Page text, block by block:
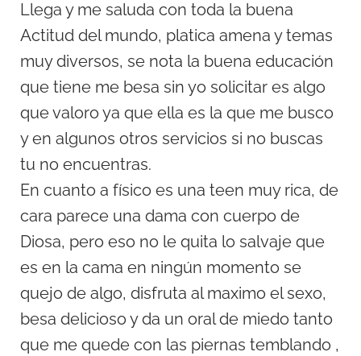
Llega y me saluda con toda la buena
Actitud del mundo, platica amena y temas
muy diversos, se nota la buena educación
que tiene me besa sin yo solicitar es algo
que valoro ya que ella es la que me busco
y en algunos otros servicios si no buscas
tu no encuentras.
En cuanto a físico es una teen muy rica, de
cara parece una dama con cuerpo de
Diosa, pero eso no le quita lo salvaje que
es en la cama en ningún momento se
quejo de algo, disfruta al maximo el sexo,
besa delicioso y da un oral de miedo tanto
que me quede con las piernas temblando ,